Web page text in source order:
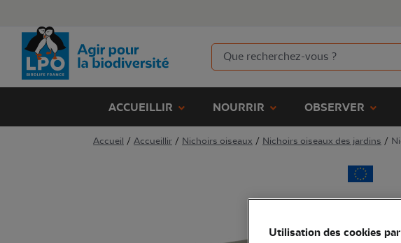
ACCUEILLIR NOURRIR OBSERVER
Accueil / Accueillir / Nichoirs oiseaux / Nichoirs oiseaux des jardins /
Utilisation des cookies